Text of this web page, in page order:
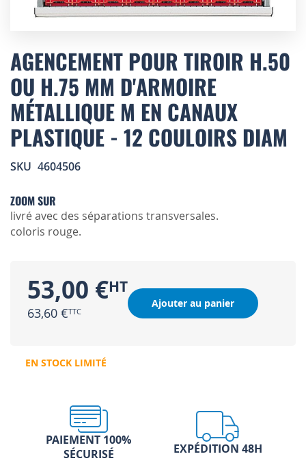
to
the
beginning
of
the
images
gallery
AGENCEMENT POUR TIROIR H.50
OU H.75 MM D'ARMOIRE
MÉTALLIQUE M EN CANAUX
PLASTIQUE - 12 COULOIRS DIAM
SKU 4604506
ZOOM SUR
livré avec des séparations transversales.
coloris rouge.
53,00 €
63,60 €
Ajouter au panier
EN STOCK LIMITÉ
PAIEMENT 100%
SÉCURISÉ
EXPÉDITION 48H